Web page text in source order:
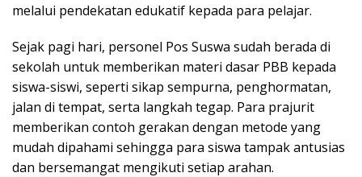
melalui pendekatan edukatif kepada para pelajar.
Sejak pagi hari, personel Pos Suswa sudah berada di
sekolah untuk memberikan materi dasar PBB kepada
siswa-siswi, seperti sikap sempurna, penghormatan,
jalan di tempat, serta langkah tegap. Para prajurit
memberikan contoh gerakan dengan metode yang
mudah dipahami sehingga para siswa tampak antusias
dan bersemangat mengikuti setiap arahan.